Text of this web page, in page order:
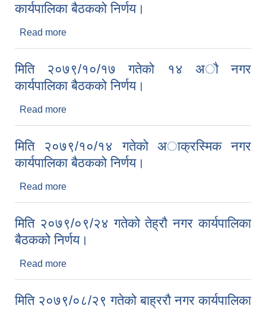
कार्यपालिका बैठकको निर्णय।
Read more
मिति २०७९/१०/१७ गतेको १४ अाै नगर
कार्यपालिका बैठकको निर्णय।
Read more
मिति २०७९/१०/१४ गतेको अाक्रस्मिक नगर
कार्यपालिका बैठकको निर्णय।
Read more
मिति २०७९/०९/२४ गतेको तेह्राै नगर कार्यपालिका
बैठकको निर्णय।
Read more
मिति २०७९/०८/२९ गतेको बाह्रराै नगर कार्यपालिका